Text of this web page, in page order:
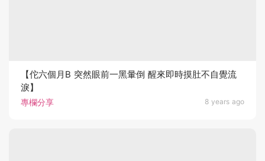
專欄分享 8 years ago
【佗六個月B 突然眼前一黑暈倒 醒來即時摸肚不自覺流
淚】